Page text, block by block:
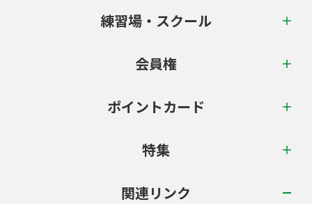
練習場・スクール
会員権
ポイントカード
特集
関連リンク